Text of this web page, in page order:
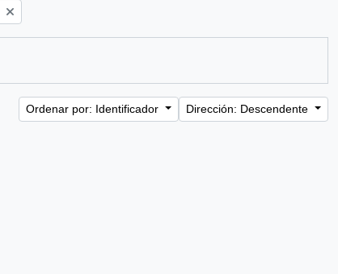
Ordenar por: Identificador Dirección: Descendente